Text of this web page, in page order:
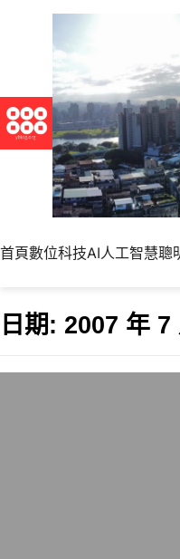
首頁數位科技AI人工智慧聰
日期: 2007 年 7